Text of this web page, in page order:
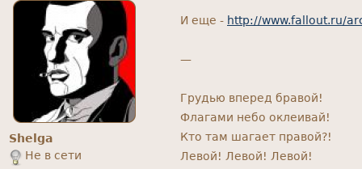
Shelga
Не в сети
И еще - http://www.fallout.ru/
—
Грудью вперед бравой!
Флагами небо оклеивай!
Кто там шагает правой?!
Левой! Левой! Левой!